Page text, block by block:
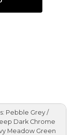
Pebble Grey /
Dark Chrome
Meadow Green